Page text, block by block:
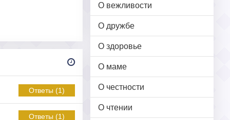
О вежливости
О дружбе
О здоровье
О маме
О честности
О чтении
Ответы (1)
Ответы (1)